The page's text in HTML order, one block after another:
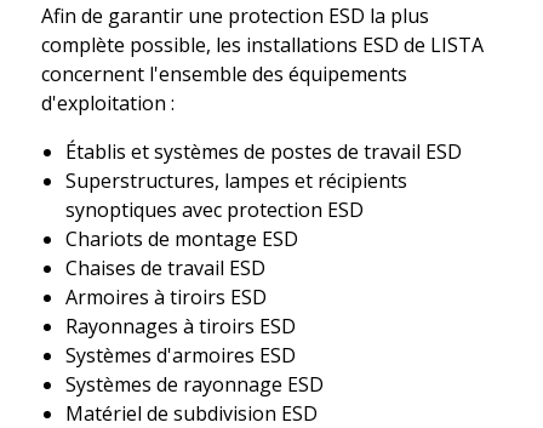
Afin de garantir une protection ESD la plus
complète possible, les installations ESD de LISTA
concernent l'ensemble des équipements
d'exploitation :
Établis et systèmes de postes de travail ESD
Superstructures, lampes et récipients
synoptiques avec protection ESD
Chariots de montage ESD
Chaises de travail ESD
Armoires à tiroirs ESD
Rayonnages à tiroirs ESD
Systèmes d'armoires ESD
Systèmes de rayonnage ESD
Matériel de subdivision ESD